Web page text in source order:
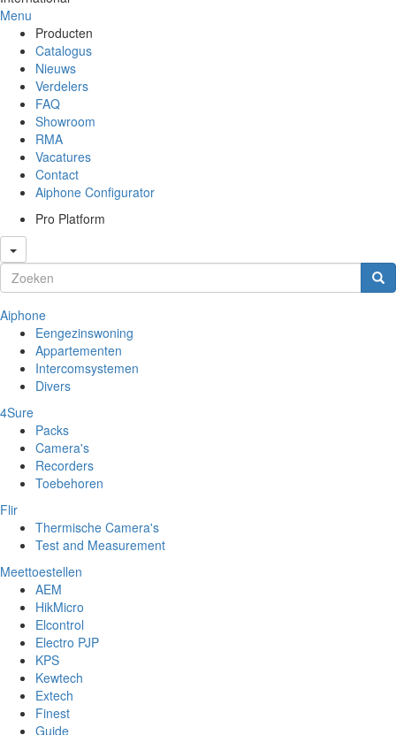
Menu
Producten
Catalogus
Nieuws
Verdelers
FAQ
Showroom
RMA
Vacatures
Contact
Aiphone Configurator
Pro Platform
Zoekveld
Zoeken
Aiphone
Eengezinswoning
Appartementen
Intercomsystemen
Divers
4Sure
Packs
Camera's
Recorders
Toebehoren
Flir
Thermische Camera's
Test and Measurement
Meettoestellen
AEM
HikMicro
Elcontrol
Electro PJP
KPS
Kewtech
Extech
Finest
Guide